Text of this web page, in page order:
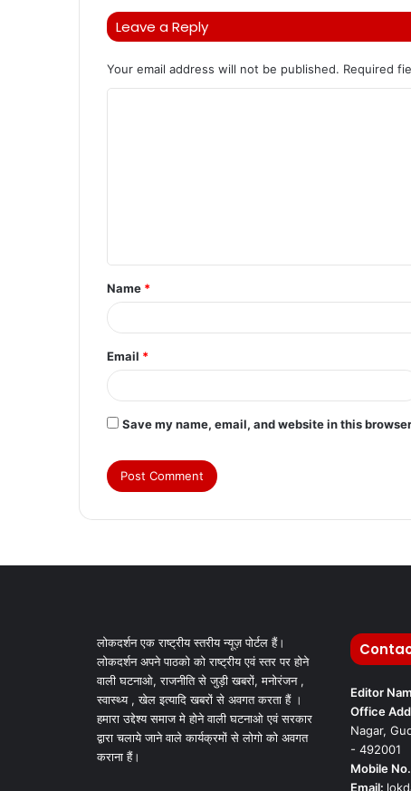
Leave a Reply
Your email address will not be published. Required
t
*
Name *
Email *
Save my name, email, and website in this
लोकदर्शन एक राष्ट्रीय स्तरीय न्यूज़ पोर्टल हैं।
लोकदर्शन अपने पाठको को राष्ट्रीय एवं स्तर पर होने
वाली घटनाओ, राजनीति से जुड़ी खबरों, मनोरंजन ,
स्वास्थ्य , खेल इत्यादि खबरों से अवगत करता हैं ।
हमारा उद्देश्य समाज मे होने वाली घटनाओ एवं सरकार
द्वारा चलाये जाने वाले कार्यक्रमों से लोगो को अवगत
कराना हैं।
Editor
Office
Nagar,
- 492001
Mobile
Email: